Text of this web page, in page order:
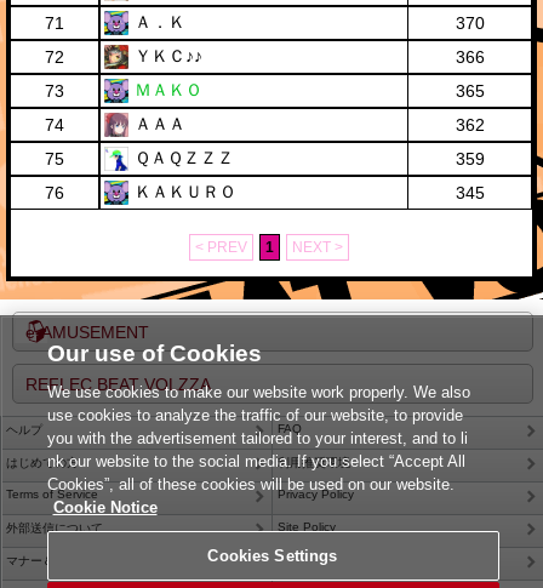
71
Ａ．Ｋ
370
72
ＹＫＣ♪♪
366
73
ＭＡＫＯ
365
74
ＡＡＡ
362
75
ＱＡＱＺＺＺ
359
76
ＫＡＫＵＲＯ 345
< PREV 1 NEXT >
e-AMUSEMENT
REFLEC BEAT VOLZZA
ヘルプ FAQ
はじめての方 利用推奨環境
Terms of Service Privacy Policy
外部送信について Site Policy
マナー＆ルール Contact Us
Our use of Cookies
We use cookies to make our website work properly. We also
use cookies to analyze the traffic of our website, to provide
you with the advertisement tailored to your interest, and to li
nk our website to the social media. If you select “Accept All
Cookies”, all of these cookies will be used on our website.
Cookie Notice
Cookies Settings